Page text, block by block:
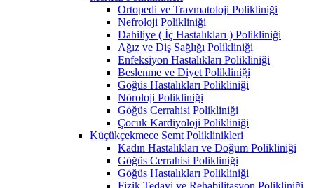
Ortopedi ve Travmatoloji Polikliniği
Nefroloji Polikliniği
Dahiliye ( İç Hastalıkları ) Polikliniği
Ağız ve Diş Sağlığı Polikliniği
Enfeksiyon Hastalıkları Polikliniği
Beslenme ve Diyet Polikliniği
Göğüs Hastalıkları Polikliniği
Nöroloji Polikliniği
Göğüs Cerrahisi Polikliniği
Çocuk Kardiyoloji Polikliniği
Küçükçekmece Semt Poliklinikleri
Kadın Hastalıkları ve Doğum Polikliniği
Göğüs Cerrahisi Polikliniği
Göğüs Hastalıkları Polikliniği
Fizik Tedavi ve Rehabilitasyon Polikliniği